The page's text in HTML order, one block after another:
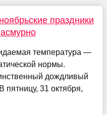
праздники
температура —
нормы.
дождливый
пятницу, 31 октября,